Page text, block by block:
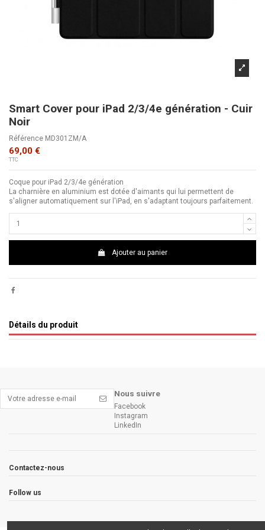
Smart Cover pour iPad 2/3/4e génération - Cuir
Noir
Référence MD301ZM/A
69,00 €
TTC
Coque pour iPad 2/3/4e génération
La charnière en aluminium est dotée d'aimants qui lui permettent de
s'aligner automatiquement sur l'iPad, en s'adaptant toujours parfaitement.
Ajouter au panier
Détails du produit
Nous suivre
Facebook
Instagram
LinkedIn
Contactez-nous
Follow us